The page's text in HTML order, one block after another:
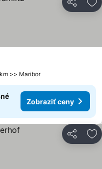
Zdieľať
>> Maribor
Zobraziť ceny
Zdieľať